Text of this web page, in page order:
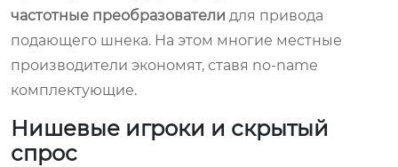
частотные преобразователи для привода
подающего шнека. На этом многие местные
производители экономят, ставя no-name
комплектующие.
Нишевые игроки и скрытый
спрос